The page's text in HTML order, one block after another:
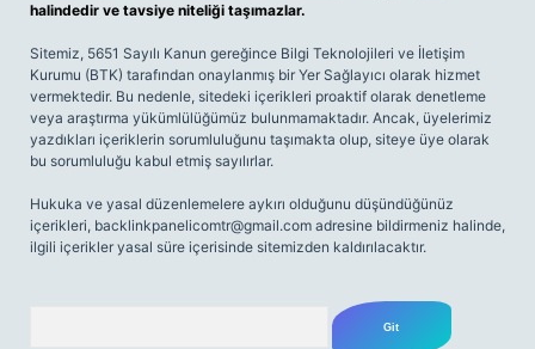
halindedir ve tavsiye niteliği taşımazlar.
Sitemiz, 5651 Sayılı Kanun gereğince Bilgi Teknolojileri ve İletişim
Kurumu (BTK) tarafından onaylanmış bir Yer Sağlayıcı olarak hizmet
vermektedir. Bu nedenle, sitedeki içerikleri proaktif olarak denetleme
veya araştırma yükümlülüğümüz bulunmamaktadır. Ancak, üyelerimiz
yazdıkları içeriklerin sorumluluğunu taşımakta olup, siteye üye olarak
bu sorumluluğu kabul etmiş sayılırlar.
Hukuka ve yasal düzenlemelere aykırı olduğunu düşündüğünüz
içerikleri, backlinkpanelicomtr@gmail.com adresine bildirmeniz halinde,
ilgili içerikler yasal süre içerisinde sitemizden kaldırılacaktır.